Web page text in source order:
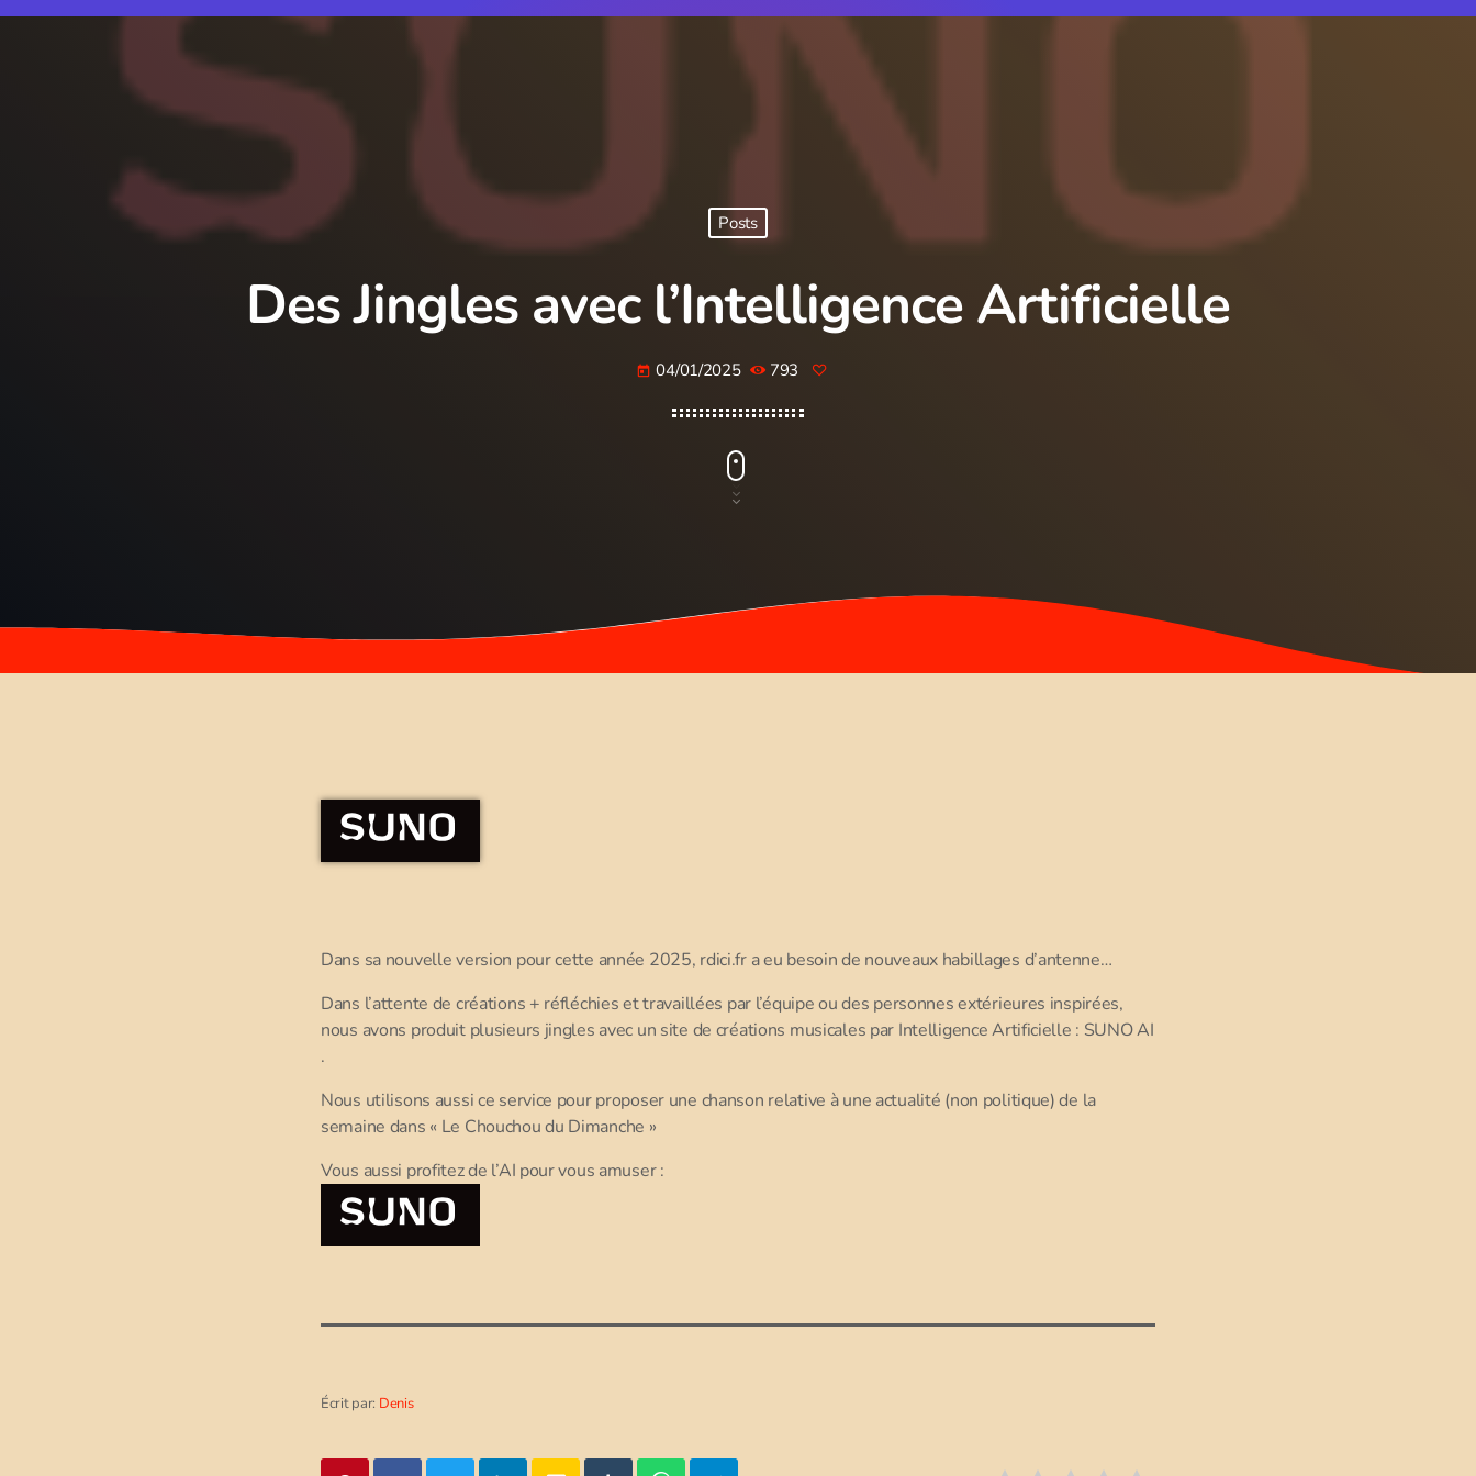
Posts
Des Jingles avec l’Intelligence Artificielle
today 04/01/2025 793
Dans sa nouvelle version pour cette année 2025, rdici.fr a eu besoin de nouveaux habillages d’antenne…
Dans l’attente de créations + réfléchies et travaillées par l’équipe ou des personnes extérieures inspirées,
nous avons produit plusieurs jingles avec un site de créations musicales par Intelligence Artificielle : SUNO AI
.
Nous utilisons aussi ce service pour proposer une chanson relative à une actualité (non politique) de la
semaine dans « Le Chouchou du Dimanche »
Vous aussi profitez de l’AI pour vous amuser :
Écrit par: Denis